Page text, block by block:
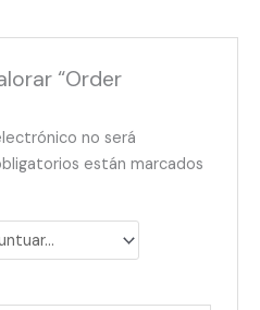
“Order
no será
están marcados